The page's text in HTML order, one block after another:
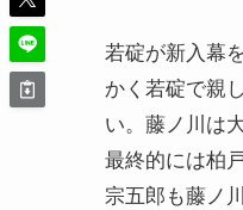
若碇が新入幕
かく若碇で親
い。藤ノ川は
最終的には柏
宗五郎も藤ノ